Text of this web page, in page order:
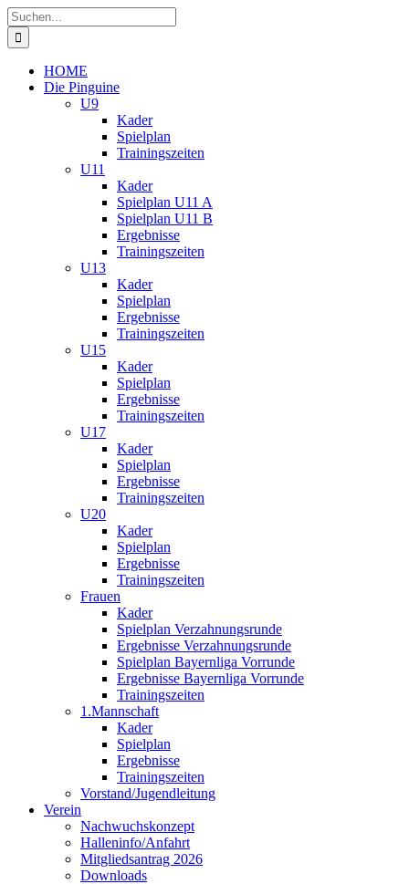
Zum
Inhalt
springen
Suche
nach:
HOME
Die Pinguine
U9
Kader
Spielplan
Trainingszeiten
U11
Kader
Spielplan U11 A
Spielplan U11 B
Ergebnisse
Trainingszeiten
U13
Kader
Spielplan
Ergebnisse
Trainingszeiten
U15
Kader
Spielplan
Ergebnisse
Trainingszeiten
U17
Kader
Spielplan
Ergebnisse
Trainingszeiten
U20
Kader
Spielplan
Ergebnisse
Trainingszeiten
Frauen
Kader
Spielplan Verzahnungsrunde
Ergebnisse Verzahnungsrunde
Spielplan Bayernliga Vorrunde
Ergebnisse Bayernliga Vorrunde
Trainingszeiten
1.Mannschaft
Kader
Spielplan
Ergebnisse
Trainingszeiten
Vorstand/Jugendleitung
Verein
Nachwuchskonzept
Halleninfo/Anfahrt
Mitgliedsantrag 2026
Downloads